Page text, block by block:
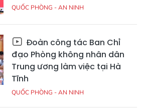
QUỐC PHÒNG - AN NINH
Đoàn công tác Ban Chỉ
đạo Phòng không nhân dân
Trung ương làm việc tại Hà
Tĩnh
QUỐC PHÒNG - AN NINH